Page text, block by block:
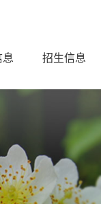
息 招生信息